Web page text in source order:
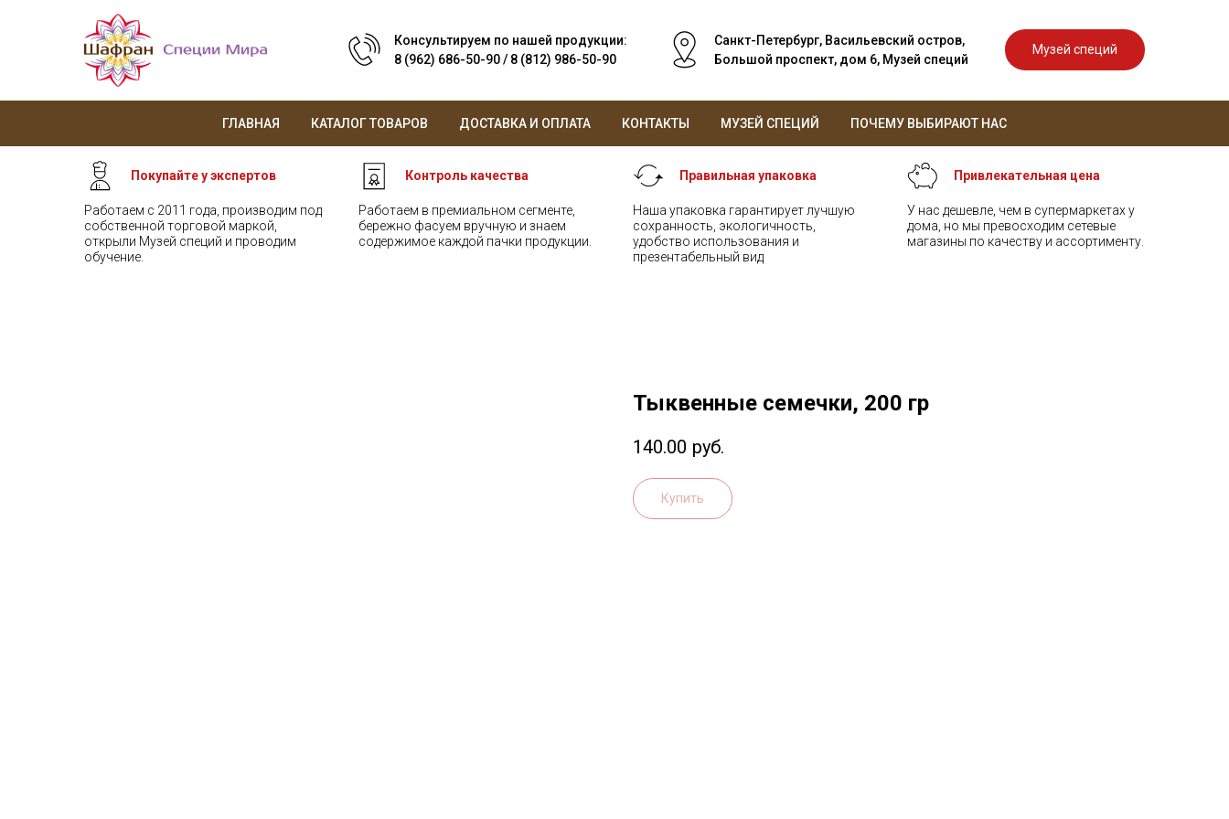
Консультируем по нашей продукции:
8 (962) 686-50-90 / 8 (812) 986-50-90
Санкт-Петербург, Васильевский остров,
Большой проспект, дом 6, Музей специй
Музей специй
ГЛАВНАЯ КАТАЛОГ ТОВАРОВ ДОСТАВКА И ОПЛАТА КОНТАКТЫ МУЗЕЙ СПЕЦИЙ ПОЧЕМУ ВЫБИРАЮТ НАС
Покупайте у экспертов
Работаем с 2011 года, производим под
собственной торговой маркой,
открыли Музей специй и проводим
обучение.
Контроль качества
Работаем в премиальном сегменте,
бережно фасуем вручную и знаем
содержимое каждой пачки продукции.
Правильная упаковка
Наша упаковка гарантирует лучшую
сохранность, экологичность,
удобство использования и
презентабельный вид
Привлекательная цена
У нас дешевле, чем в супермаркетах у
дома, но мы превосходим сетевые
магазины по качеству и ассортименту.
Тыквенные семечки, 200 гр
140.00 руб.
Купить